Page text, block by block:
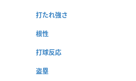
打たれ強さ
根性
打球反応
盗塁